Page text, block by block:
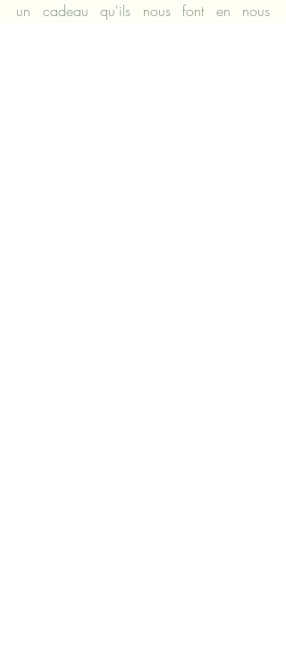
un cadeau qu'ils nous font en nous